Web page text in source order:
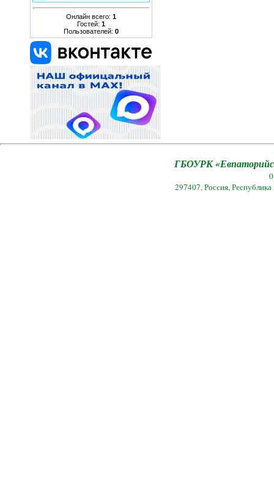
Онлайн всего: 1
Гостей: 1
Пользователей: 0
ГБОУРК
297407, Россия,